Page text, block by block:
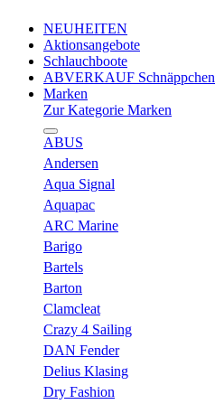
NEUHEITEN
Aktionsangebote
Schlauchboote
ABVERKAUF Schnäppchen
Marken
Zur Kategorie Marken
ABUS
Andersen
Aqua Signal
Aquapac
ARC Marine
Barigo
Bartels
Barton
Clamcleat
Crazy 4 Sailing
DAN Fender
Delius Klasing
Dry Fashion